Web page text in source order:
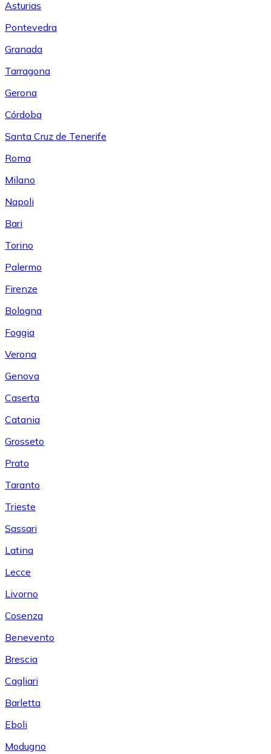
Asturias
Pontevedra
Granada
Tarragona
Gerona
Córdoba
Santa Cruz de Tenerife
Roma
Milano
Napoli
Bari
Torino
Palermo
Firenze
Bologna
Foggia
Verona
Genova
Caserta
Catania
Grosseto
Prato
Taranto
Trieste
Sassari
Latina
Lecce
Livorno
Cosenza
Benevento
Brescia
Cagliari
Barletta
Eboli
Modugno